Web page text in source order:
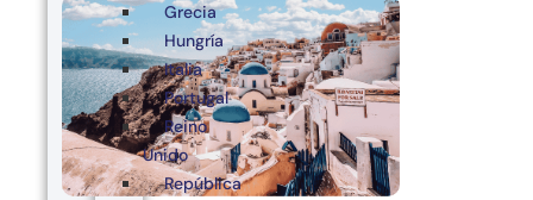
Grecia
Hungría
Italia
Portugal
Reino
Unido
República